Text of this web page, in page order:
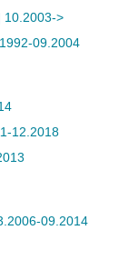
10.2003->
09.2004
12.2018
09.2014